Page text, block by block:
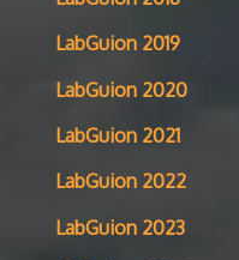
LabGuion 2019
LabGuion 2020
LabGuion 2021
LabGuion 2022
LabGuion 2023